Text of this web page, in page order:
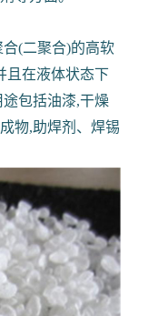
(二聚合)的高软
且在液体状态下
包括油漆,干燥
物,助焊剂、焊锡